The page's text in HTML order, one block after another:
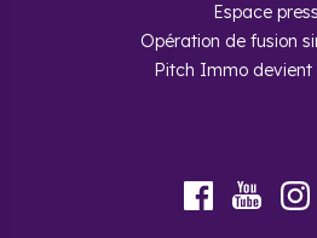
Espace
Opération de fusion
Pitch Immo devient
FacebookYoutube